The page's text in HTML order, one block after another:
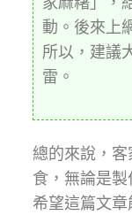
動。後來上
所以，建議
雷。
總的來說，
食，無論是
希望這篇文